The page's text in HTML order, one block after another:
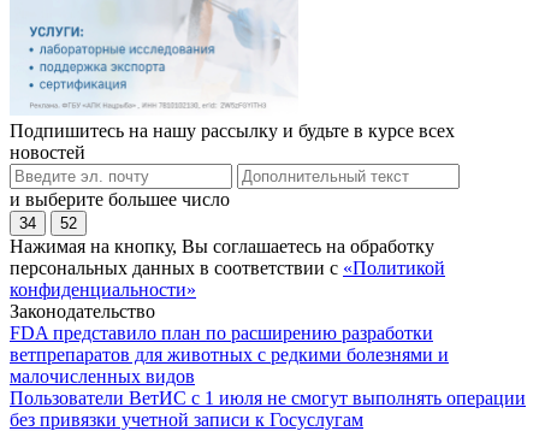
Подпишитесь на нашу рассылку и будьте в курсе всех
новостей
и выберите большее число
34 52
Нажимая на кнопку, Вы соглашаетесь на обработку
персональных данных в соответствии с «Политикой
конфиденциальности»
Законодательство
FDA представило план по расширению разработки
ветпрепаратов для животных с редкими болезнями и
малочисленных видов
Пользователи ВетИС с 1 июля не смогут выполнять операции
без привязки учетной записи к Госуслугам